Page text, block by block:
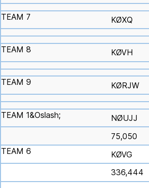
KØXQ
KØVH
KØRJW
NØUJJ
75,050
KØVG
336,444